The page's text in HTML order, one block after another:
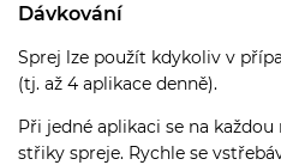
Dávkování
Sprej lze použít kdykoliv v
(tj. až 4 aplikace denně).
Při jedné aplikaci se na
střiky spreje. Rychle se